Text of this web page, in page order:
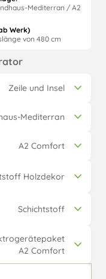
Mediterran / A2
Werk)
von 480 cm
Zeile und Insel
-
diese kann zur
Mediterran
Klassisch
A2 Comfort
Holzdekor
Holzdekor
über 48 weiteren
Farben frei
Schichtstoff
A2 Comfort